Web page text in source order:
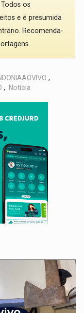
os
e é presumida
Recomenda-
,
, Notícia